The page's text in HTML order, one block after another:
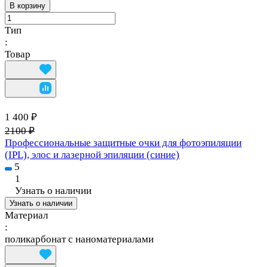
В корзину
Тип
:
Товар
1 400 ₽
2100 ₽
Профессиональные защитные очки для фотоэпиляции
(IPL), элос и лазерной эпиляции (синие)
5
1
Узнать о наличии
Узнать о наличии
Материал
:
поликарбонат с наноматериалами